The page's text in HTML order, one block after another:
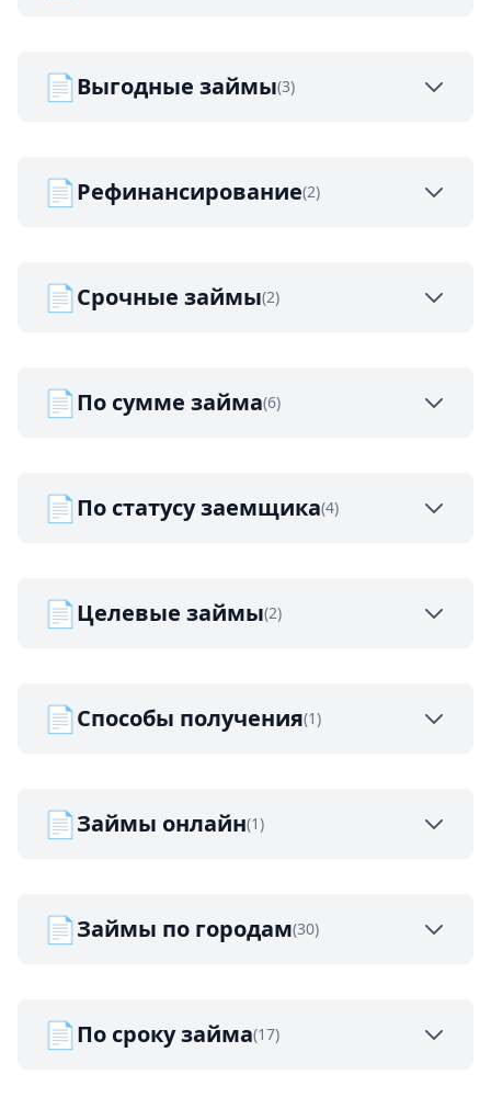
📄Выгодные займы(3)
📄Рефинансирование(2)
📄Срочные займы(2)
📄По сумме займа(6)
📄По статусу заемщика(4)
📄Целевые займы(2)
📄Способы получения(1)
📄Займы онлайн(1)
📄Займы по городам(30)
📄По сроку займа(17)